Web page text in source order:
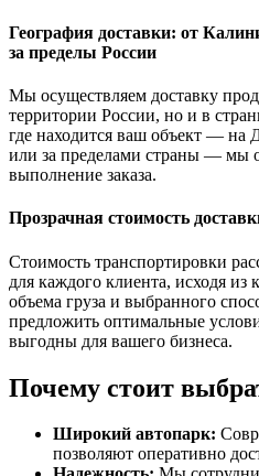
География доставки: от
за пределы России
Мы осуществляем доставку
территории России, но и в
где находится ваш объект — на
или за пределами страны — мы
выполнение заказа.
Прозрачная стоимость
Стоимость транспортировки
для каждого клиента, исходя из
объема груза и выбранного
предложить оптимальные
выгодны для вашего бизнеса.
Почему стоит
Широкий автопарк:
позволяют оперативно